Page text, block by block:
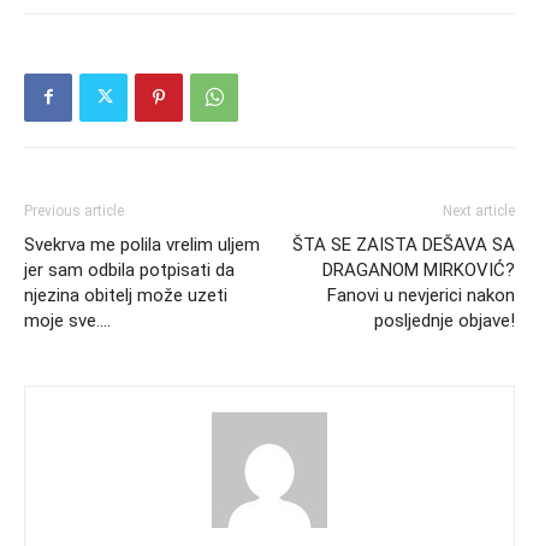
Previous article
Svekrva me polila vrelim uljem
jer sam odbila potpisati da
njezina obitelj može uzeti
moje sve….
Next article
ŠTA SE ZAISTA DEŠAVA SA
DRAGANOM MIRKOVIĆ?
Fanovi u nevjerici nakon
posljednje objave!